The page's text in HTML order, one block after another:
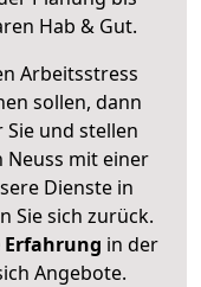
Hab & Gut.
Arbeitsstress
sollen, dann
und stellen
Neuss mit einer
Dienste in
Sie sich zurück.
Erfahrung in der
Angebote.